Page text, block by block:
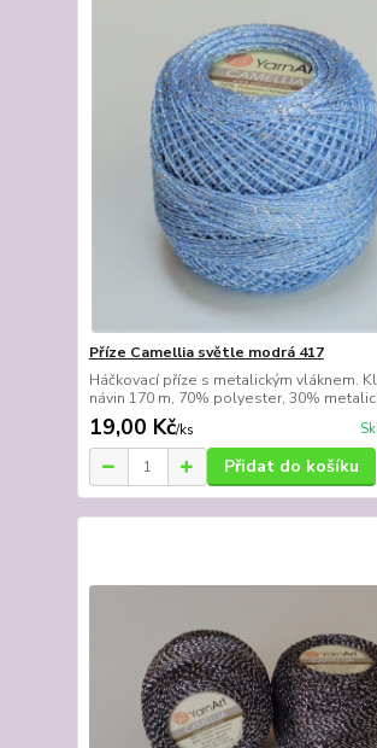
Příze Camellia světle modrá 417
Háčkovací příze s metalickým vláknem.
návin 170 m, 70% polyester, 30%
19,00 Kč/ks
Přidat do košíku